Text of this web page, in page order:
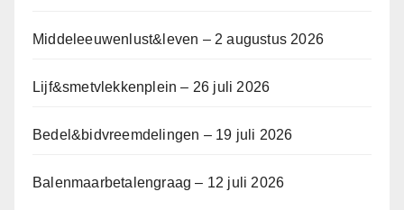
Middeleeuwenlust&leven – 2 augustus 2026
Lijf&smetvlekkenplein – 26 juli 2026
Bedel&bidvreemdelingen – 19 juli 2026
Balenmaarbetalengraag – 12 juli 2026